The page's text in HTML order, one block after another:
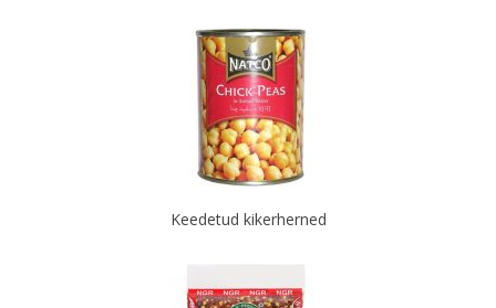
Keedetud kikerherned